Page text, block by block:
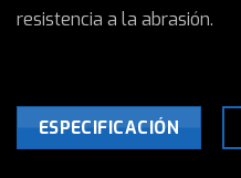
resistencia a la abrasión.
ESPECIFICACIÓN